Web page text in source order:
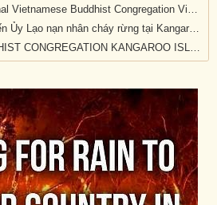
Meida Release: National Vietnamese Buddhist Congregation Visit KI to give $55,500 to Local Auto Repair Project
Tường thuật về Chuyến Ủy Lạo nạn nhân cháy rừng tại Kangaroo Island, Nam Úc (ngày 24/2/2020)
VIETNAMESE BUDDHIST CONGREGATION KANGAROO ISLAND VISIT